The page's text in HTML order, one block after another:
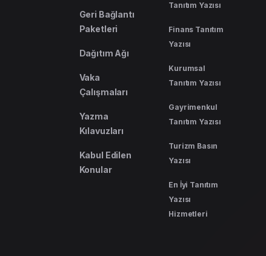
Geri Bağlantı
Paketleri
Dağıtım Ağı
Vaka
Çalışmaları
Yazma
Kılavuzları
Kabul Edilen
Konular
Tanıtım Yazısı
Finans Tanıtım
Yazısı
Kurumsal
Tanıtım Yazısı
Gayrimenkul
Tanıtım Yazısı
Turizm Basın
Yazısı
En İyi Tanıtım
Yazısı
Hizmetleri